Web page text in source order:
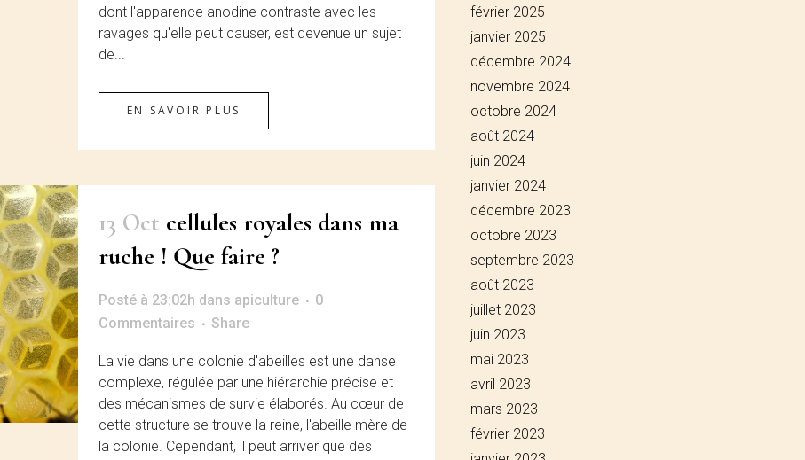
dont l'apparence anodine contraste avec les
ravages qu'elle peut causer, est devenue un sujet
de...
EN SAVOIR PLUS
13 Oct cellules royales dans ma
ruche ! Que faire ?
Posté à 23:02h dans apiculture
0
Commentaires
Share
La vie dans une colonie d'abeilles est une danse
complexe, régulée par une hiérarchie précise et
des mécanismes de survie élaborés. Au cœur de
cette structure se trouve la reine, l'abeille mère de
la colonie. Cependant, il peut arriver que des
février 2025
janvier 2025
décembre 2024
novembre 2024
octobre 2024
août 2024
juin 2024
janvier 2024
décembre 2023
octobre 2023
septembre 2023
août 2023
juillet 2023
juin 2023
mai 2023
avril 2023
mars 2023
février 2023